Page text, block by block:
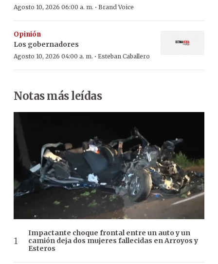
Agosto 10, 2026 06:00 a. m. · Brand Voice
Opinión
Los gobernadores
Agosto 10, 2026 04:00 a. m. · Esteban Caballero
Notas más leídas
Impactante choque frontal entre un auto y un
camión deja dos mujeres fallecidas en Arroyos y
Esteros